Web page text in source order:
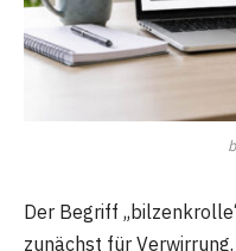
Der Begriff
zunächst für